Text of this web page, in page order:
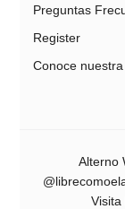
Preguntas
Register
Conoce
Alterno
Visita